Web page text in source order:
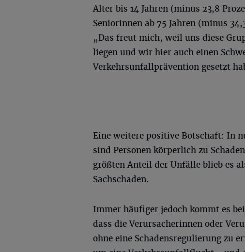
Alter bis 14 Jahren (minus 23,8
Seniorinnen ab 75 Jahren (minus
„Das freut mich, weil uns diese
liegen und wir hier auch einen
Verkehrsunfallprävention gesetzt
Eine weitere positive Botschaft: In
sind Personen körperlich zu
größten Anteil der Unfälle blieb es
Sachschaden.
Immer häufiger jedoch kommt es
dass die Verursacherinnen oder
ohne eine Schadensregulierung zu